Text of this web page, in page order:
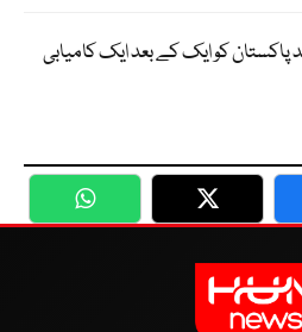
کو ایک کے بعد ایک کامیابی
WhatsApp Twitter